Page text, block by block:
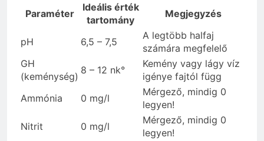
Paraméter
Ideális érték
tartomány
Megjegyzés
pH 6,5 – 7,5
A legtöbb halfaj
számára megfelelő
GH
(keménység)
8 – 12 nk°
Kemény vagy lágy víz
igénye fajtól függ
Ammónia
0 mg/l
Mérgező, mindig 0
legyen!
Nitrit
0 mg/l
Mérgező, mindig 0
legyen!